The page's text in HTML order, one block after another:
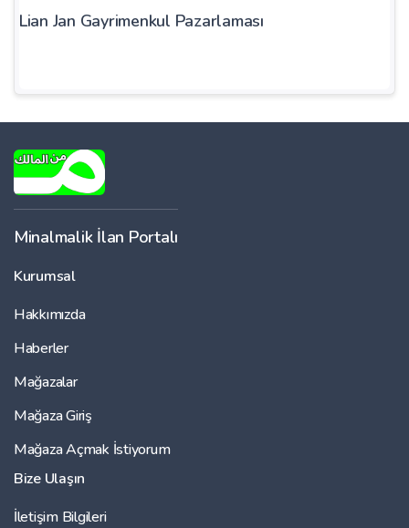
Lian Jan Gayrimenkul Pazarlaması
Minalmalik İlan Portalı
Kurumsal
Hakkımızda
Haberler
Mağazalar
Mağaza Giriş
Mağaza Açmak İstiyorum
Bize Ulaşın
İletişim Bilgileri